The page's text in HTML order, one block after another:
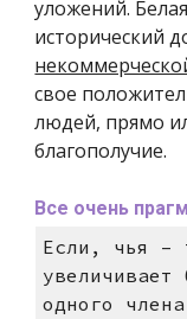
уложений.
исторический
свое
людей, прямо
благополучие.
Все очень
Если, чья –
увеличивает
одного